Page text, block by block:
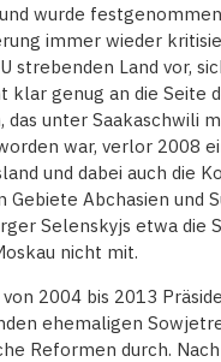
wurde
immer wieder
strebenden Land vor,
klar genug an die Seite
unter Saakaschwili
war, verlor 2008
und dabei auch die
Abchasien und
Selenskyjs etwa die
nicht mit.
2004 bis 2013
ehemaligen
Reformen durch.